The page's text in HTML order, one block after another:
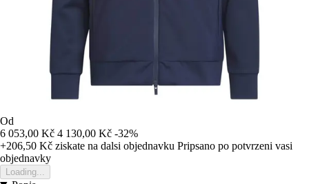
Od
6 053,00 Kč 4 130,00 Kč -32%
+206,50 Kč ziskate na dalsi objednavku Pripsano po potvrzeni vasi
objednavky
Loading...